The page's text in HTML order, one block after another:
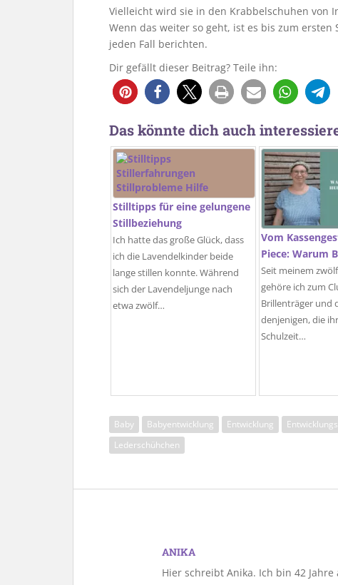
Vielleicht wird sie in den Krabbelschuhen von
Wenn das weiter so geht, ist es bis zum
jeden Fall berichten.
Dir gefällt dieser Beitrag? Teile ihn:
Das könnte dich auch
Stilltipps für eine gelungene
Stillbeziehung
Ich hatte das große Glück, dass
ich die Lavendelkinder beide
lange stillen konnte. Während
sich der Lavendeljunge nach
etwa zwölf…
Vom
Piece: Warum
Seit meinem
gehöre ich zum
Brillenträger und
denjenigen, die
Schulzeit…
Baby Babyentwicklung Entwicklung
Lederschühchen
ANIKA
Hier schreibt Anika. Ich bin 42